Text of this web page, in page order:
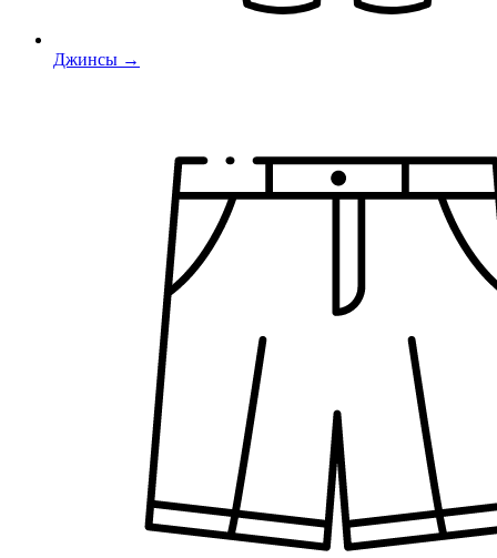
Джинсы →